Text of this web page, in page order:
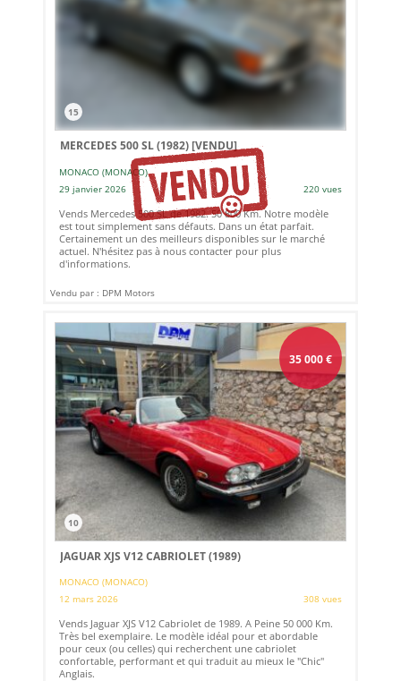
15
MERCEDES 500 SL (1982)[VENDU]
MONACO (MONACO)
29 janvier 2026
220 vues
Vends Mercedes 500 SL de 1982. 50 800 Km. Notre modèle
est tout simplement sans défauts. Dans un état parfait.
Certainement un des meilleurs disponibles sur le marché
actuel. N'hésitez pas à nous contacter pour plus
d'informations.
Vendu par : DPM Motors
35 000€
10
JAGUAR XJS V12 CABRIOLET (1989)
MONACO (MONACO)
12 mars 2026
308 vues
Vends Jaguar XJS V12 Cabriolet de 1989. A Peine 50 000 Km.
Très bel exemplaire. Le modèle idéal pour et abordable
pour ceux (ou celles) qui recherchent une cabriolet
confortable, performant et qui traduit au mieux le "Chic"
Anglais.